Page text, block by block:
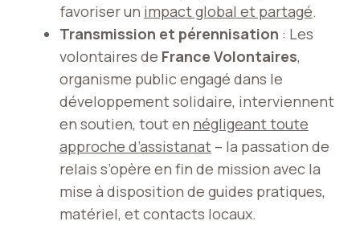
favoriser un impact global et partagé.
Transmission et pérennisation : Les
volontaires de France Volontaires,
organisme public engagé dans le
développement solidaire, interviennent
en soutien, tout en négligeant toute
approche d’assistanat – la passation de
relais s’opère en fin de mission avec la
mise à disposition de guides pratiques,
matériel, et contacts locaux.